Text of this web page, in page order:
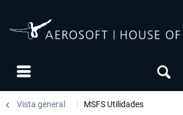
Vista general MSFS Utilidades